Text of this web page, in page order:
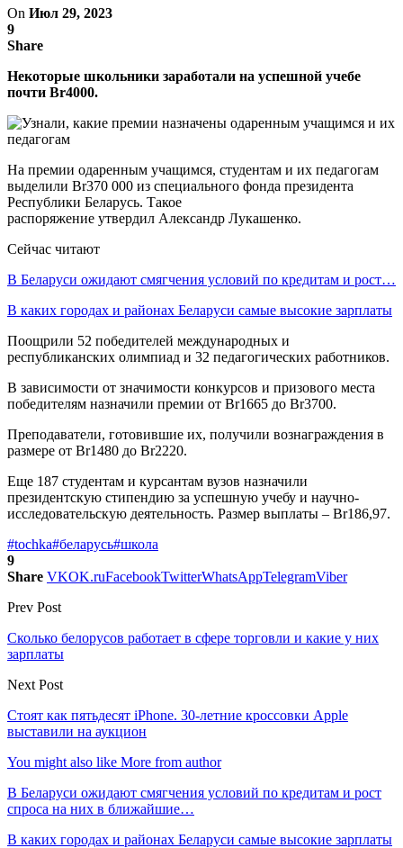
On Июл 29, 2023
9
Share
Некоторые школьники заработали на успешной учебе
почти Br4000.
На премии одаренным учащимся, студентам и их педагогам
выделили Br370 000 из специального фонда президента
Республики Беларусь. Такое
распоряжение утвердил Александр Лукашенко.
Сейчас читают
В Беларуси ожидают смягчения условий по кредитам и рост…
В каких городах и районах Беларуси самые высокие зарплаты
Поощрили 52 победителей международных и
республиканских олимпиад и 32 педагогических работников.
В зависимости от значимости конкурсов и призового места
победителям назначили премии от Br1665 до Br3700.
Преподаватели, готовившие их, получили вознаграждения в
размере от Br1480 до Br2220.
Еще 187 студентам и курсантам вузов назначили
президентскую стипендию за успешную учебу и научно-
исследовательскую деятельность. Размер выплаты – Br186,97.
#tochka#беларусь#школа
9
Share VKOK.ruFacebookTwitterWhatsAppTelegramViber
Prev Post
Сколько белорусов работает в сфере торговли и какие у них
зарплаты
Next Post
Стоят как пятьдесят iPhone. 30-летние кроссовки Apple
выставили на аукцион
You might also like More from author
В Беларуси ожидают смягчения условий по кредитам и рост
спроса на них в ближайшие…
В каких городах и районах Беларуси самые высокие зарплаты